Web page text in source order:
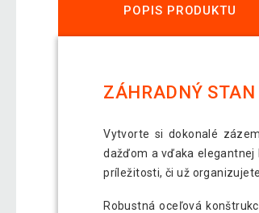
POPIS PRODUKTU
ZÁHRADNÝ
Vytvorte si dokonalé
dažďom a vďaka elegantnej
príležitosti, či už
Robustná oceľová